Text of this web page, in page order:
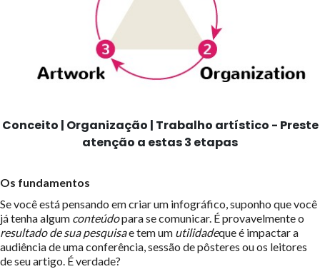
Conceito | Organização | Trabalho artístico - Preste
atenção a estas 3 etapas
Os fundamentos
Se você está pensando em criar um infográfico, suponho que você
já tenha algum conteúdopara se comunicar. É provavelmente o
resultado de sua pesquisae tem um utilidadeque é impactar a
audiência de uma conferência, sessão de pôsteres ou os leitores
de seu artigo. É verdade?